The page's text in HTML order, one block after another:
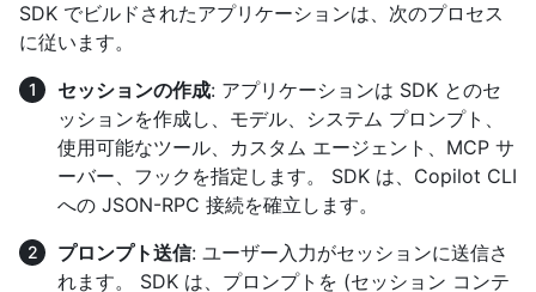
SDK でビルドされたアプリケーションは、次のプロセス
に従います。
セッションの作成: アプリケーションは SDK とのセ
ッションを作成し、モデル、システム プロンプト、
使用可能なツール、カスタム エージェント、MCP サ
ーバー、フックを指定します。 SDK は、Copilot CLI
への JSON-RPC 接続を確立します。
プロンプト送信: ユーザー入力がセッションに送信さ
れます。 SDK は、プロンプトを (セッション コンテ